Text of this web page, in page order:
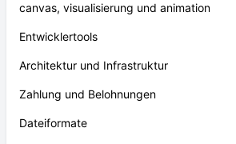
canvas, visualisierung und animation
Entwicklertools
Architektur und Infrastruktur
Zahlung und Belohnungen
Dateiformate